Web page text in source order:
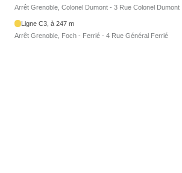
Arrêt Grenoble, Colonel Dumont - 3 Rue Colonel Dumont
Ligne C3, à 247 m
Arrêt Grenoble, Foch - Ferrié - 4 Rue Général Ferrié